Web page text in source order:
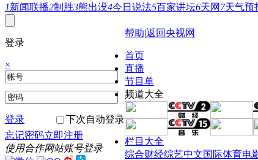
1新闻联播2制胜3熊出没4今日说法5百家讲坛6天网 7天气预
登录
×
登录
下次自动登录
忘记密码立即注册
使用合作网站账号登录
帮助|返回央视网
首页
直播
节目单
频道大全
栏目大全
综合财经综艺中文国际体育电